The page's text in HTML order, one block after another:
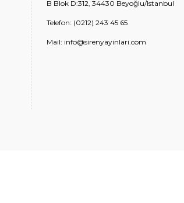
B Blok D:312, 34430 Beyoğlu/Istanbul
Telefon: (0212) 243 45 65
Mail: info@sirenyayinlari.com